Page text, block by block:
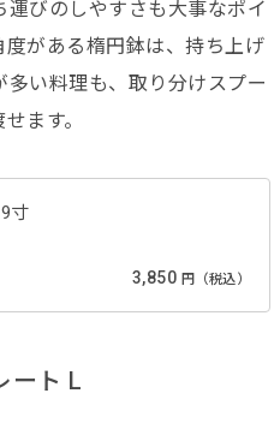
びのしやすさも大事なポイ
がある楕円鉢は、持ち上げ
い料理も、取り分けスプー
ます。
寸
3,850 円（税込）
ート L